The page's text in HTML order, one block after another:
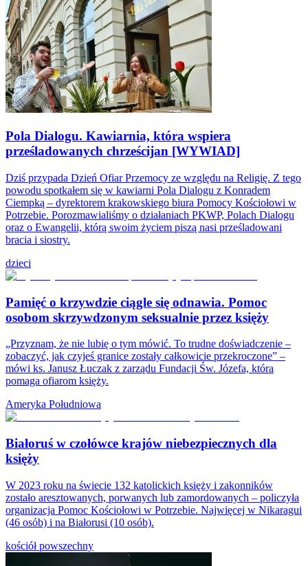
Pola Dialogu. Kawiarnia, która wspiera
prześladowanych chrześcijan [WYWIAD]
Dziś przypada Dzień Ofiar Przemocy ze względu na Religię. Z tego
powodu spotkałem się w kawiarni Pola Dialogu z Konradem
Ciempką – dyrektorem krakowskiego biura Pomocy Kościołowi w
Potrzebie. Porozmawialiśmy o działaniach PKWP, Polach Dialogu
oraz o Ewangelii, którą swoim życiem piszą nasi prześladowani
bracia i siostry.
dzieci
Pamięć o krzywdzie ciągle się odnawia. Pomoc
osobom skrzywdzonym seksualnie przez księży
„Przyznam, że nie lubię o tym mówić. To trudne doświadczenie –
zobaczyć, jak czyjeś granice zostały całkowicie przekroczone” –
mówi ks. Janusz Łuczak z zarządu Fundacji Św. Józefa, która
pomaga ofiarom księży.
Ameryka Południowa
Białoruś w czołówce krajów niebezpiecznych dla
księży
W 2023 roku na świecie 132 katolickich księży i zakonników
zostało aresztowanych, porwanych lub zamordowanych – policzyła
organizacja Pomoc Kościołowi w Potrzebie. Najwięcej w Nikaragui
(46 osób) i na Białorusi (10 osób).
kościół powszechny